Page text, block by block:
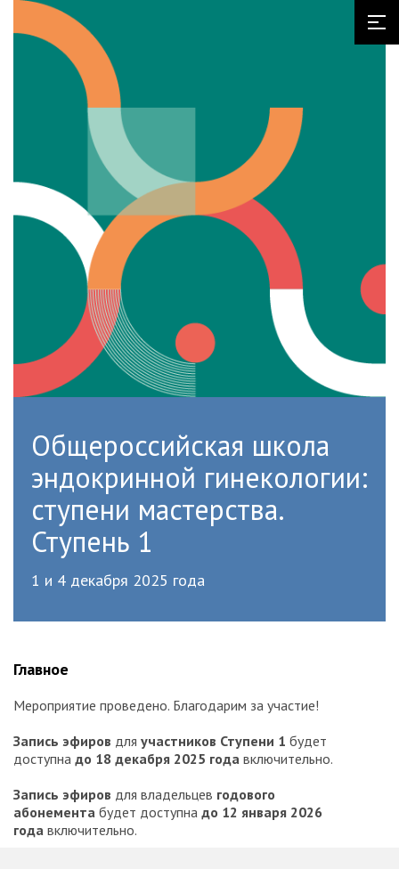
Общероссийская школа
эндокринной гинекологии:
ступени мастерства.
Ступень 1
1 и 4 декабря 2025 года
Главное
Мероприятие проведено. Благодарим за участие!
Запись эфиров для участников Ступени 1 будет
доступна до 18 декабря 2025 года включительно.
Запись эфиров для владельцев годового
абонемента будет доступна до 12 января 2026
года включительно.